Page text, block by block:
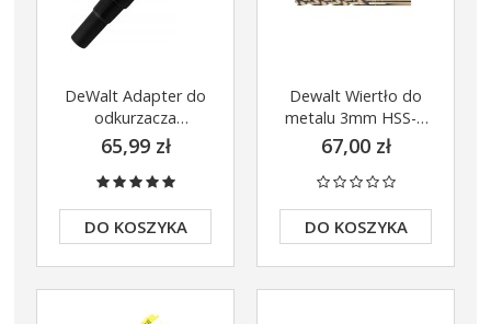
DeWalt Adapter do
odkurzacza
stożkowy gumowy
AIRLOCK 3-
stopniowy DWV9110
65,99 zł
DO KOSZYKA
Dewalt Wiertło do
metalu 3mm HSS-G
EXTREME 2 DT5539-
QZ
67,00 zł
DO KOSZYKA